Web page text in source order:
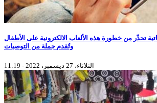
تحذّر من خطورة هذه الألعاب الالكترونية على الأطفال
وتُقدم جملة من التوصيات
الثلاثاء، 27 ديسمبر، 2022 - 11:19